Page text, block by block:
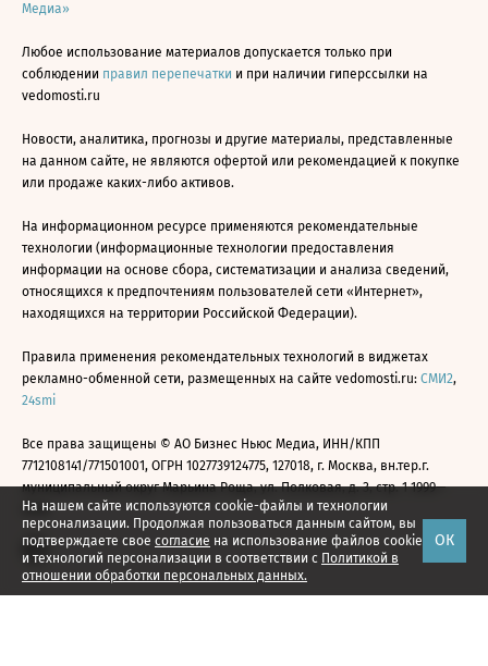
На нашем сайте используются cookie-файлы и технологии
персонализации. Продолжая пользоваться данным сайтом, вы
подтверждаете свое согласие на использование файлов cookie
и технологий персонализации в соответствии с Политикой в
отношении обработки персональных данных.
ОК
Медиа»
Любое использование материалов допускается только при
соблюдении правил перепечатки и при наличии гиперссылки на
vedomosti.ru
Новости, аналитика, прогнозы и другие материалы, представленные
на данном сайте, не являются офертой или рекомендацией к покупке
или продаже каких-либо активов.
На информационном ресурсе применяются рекомендательные
технологии (информационные технологии предоставления
информации на основе сбора, систематизации и анализа сведений,
относящихся к предпочтениям пользователей сети «Интернет»,
находящихся на территории Российской Федерации).
Правила применения рекомендательных технологий в виджетах
рекламно-обменной сети, размещенных на сайте vedomosti.ru: СМИ2,
24smi
Все права защищены © АО Бизнес Ньюс Медиа, ИНН/КПП
7712108141/771501001, ОГРН 1027739124775, 127018, г. Москва, вн.тер.г.
муниципальный округ Марьина Роща, ул. Полковая, д. 3, стр. 1 1999—
2026